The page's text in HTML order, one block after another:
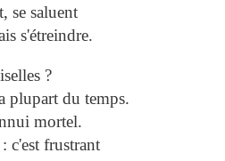
se saluent
s'étreindre.
?
plupart du temps.
mortel.
c'est frustrant